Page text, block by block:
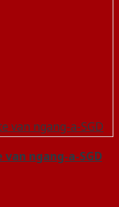
van ngang-a-SGD